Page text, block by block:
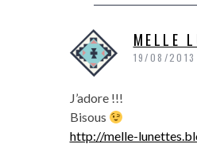
MELLE
19/08/
J’adore !!!
Bisous
http://melle-